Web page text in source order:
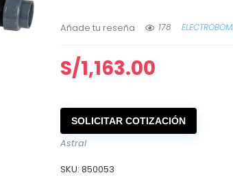
Añade tu reseña 178
S/1,163.00
SOLICITAR COTIZACIÓN
Astral
SKU:850053